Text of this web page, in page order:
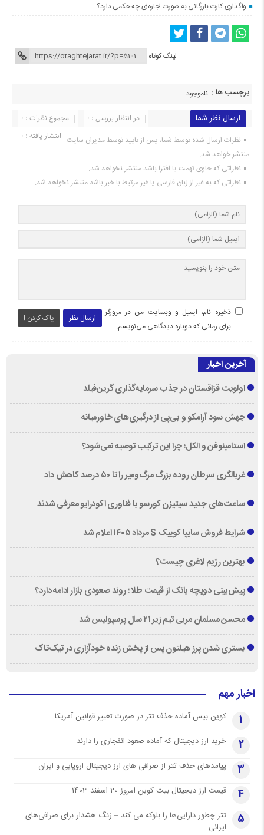
واگذاری کارت بازرگانی به صورت اجاره‌ای چه حکمی دارد؟
لینک کوتاه
برچسب ها : ناموجود
ارسال نظر شما مجموع نظرات : 0
در انتظار بررسی : 0
انتشار یافته : 0 نظرات ارسال شده توسط شما، پس از تایید توسط مدیران سایت
منتشر خواهد شد.
نظراتی که حاوی تهمت یا افترا باشد منتشر نخواهد شد.
نظراتی که به غیر از زبان فارسی یا غیر مرتبط با خبر باشد منتشر نخواهد شد.
ارسال نظر پاک کردن !
ذخیره نام، ایمیل و وبسایت من در مرورگر
برای زمانی که دوباره دیدگاهی می‌نویسم.
آخرین اخبار
اولویت قزاقستان در جذب سرمایه‌گذاری گرین‌فیلد
جهش سود آرامکو و بی‌پی از درگیری‌های خاورمیانه
استامینوفن و الکل؛ چرا این ترکیب توصیه نمی‌شود؟
غربالگری سرطان روده بزرگ مرگ‌ومیر را تا ۵۰ درصد کاهش داد
ساعت‌های جدید سیتیزن کورسو با فناوری اکودرایو معرفی شدند
شرایط فروش سایپا کوییک S مرداد ۱۴۰۵ اعلام شد
بهترین رژیم لاغری چیست؟
پیش‌بینی دویچه‌ بانک از قیمت طلا ؛ روند صعودی بازار ادامه دارد؟
محسن مسلمان مربی تیم زیر ۲۱ سال پرسپولیس شد
بستری شدن پرز هیلتون پس از پخش زنده خودآزاری در تیک‌تاک
اخبار مهم
1 کوین بیس آماده حذف تتر در صورت تغییر قوانین آمریکا
2 خرید ارز دیجیتال که آماده صعود انفجاری را دارند
3 پیامدهای حذف تتر از صرافی های ارز دیجیتال اروپایی و ایران
4 قیمت ارز دیجیتال بیت کوین امروز 20 اسفند 1403
5
تتر چطور دارایی‌ها را بلوکه می کند – زنگ هشدار برای صرافی‌های
ایرانی